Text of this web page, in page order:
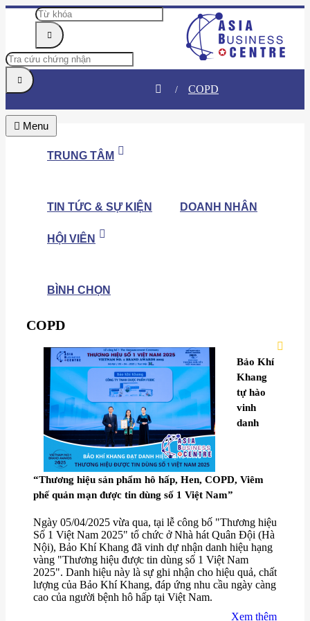
Menu
TRUNG TÂM
TIN TỨC & SỰ KIỆN DOANH NHÂN
HỘI VIÊN
BÌNH CHỌN
COPD
COPD
Bảo Khí
Khang
tự hào
vinh
danh
“Thương hiệu sản phẩm hô hấp, Hen, COPD, Viêm
phế quản mạn được tin dùng số 1 Việt Nam”
Ngày 05/04/2025 vừa qua, tại lễ công bố "Thương hiệu
Số 1 Việt Nam 2025" tổ chức ở Nhà hát Quân Đội (Hà
Nội), Bảo Khí Khang đã vinh dự nhận danh hiệu hạng
vàng "Thương hiệu được tin dùng số 1 Việt Nam
2025". Danh hiệu này là sự ghi nhận cho hiệu quả, chất
lượng của Bảo Khí Khang, đáp ứng nhu cầu ngày càng
cao của người bệnh hô hấp tại Việt Nam.
Xem thêm